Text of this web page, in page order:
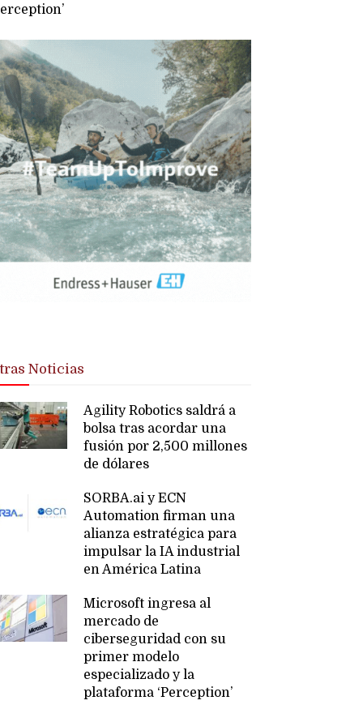
Noticias
Agility Robotics saldrá a
bolsa tras acordar una
fusión por 2,500 millones
de dólares
SORBA.ai y ECN
Automation firman una
alianza estratégica para
impulsar la IA industrial
en América Latina
Microsoft ingresa al
mercado de
ciberseguridad con su
primer modelo
especializado y la
plataforma ‘Perception’